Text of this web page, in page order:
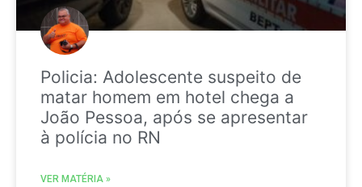
Policia: Adolescente suspeito de
matar homem em hotel chega a
João Pessoa, após se apresentar
à polícia no RN
VER MATÉRIA »